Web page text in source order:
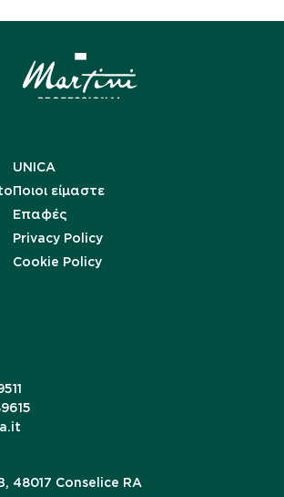
UNICA
Ποιοι είμαστε
Επαφές
Privacy Policy
Cookie Policy
48017 Conselice RA